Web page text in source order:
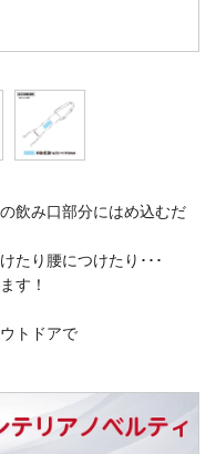
飲み口部分にはめ込むだ
たり腰につけたり･･･
す！
トドアで